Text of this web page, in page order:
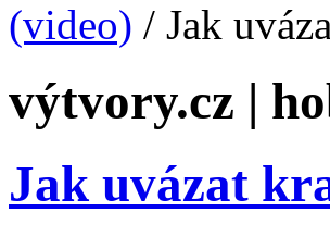
(video) / Jak
výtvory.cz |
Jak uvázat